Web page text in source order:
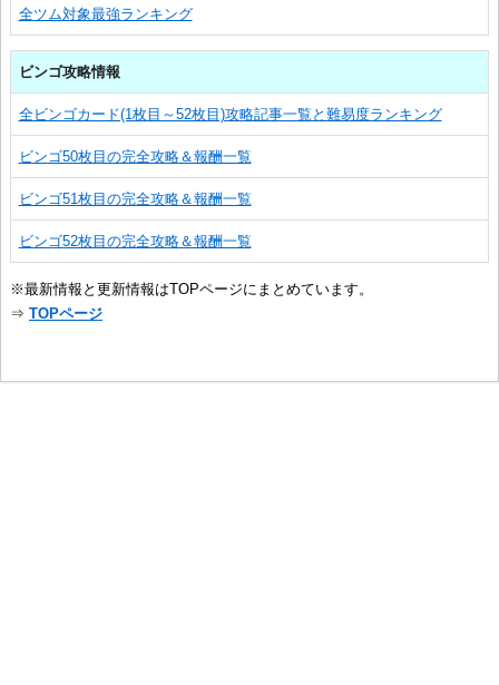
全ツム対象最強ランキング
ビンゴ攻略情報
全ビンゴカード(1枚目～52枚目)攻略記事一覧と難易度ランキング
ビンゴ50枚目の完全攻略＆報酬一覧
ビンゴ51枚目の完全攻略＆報酬一覧
ビンゴ52枚目の完全攻略＆報酬一覧
※最新情報と更新情報はTOPページにまとめています。
⇒ TOPページ